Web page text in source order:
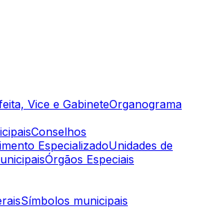
Vice e GabineteOrganograma
Conselhos
EspecializadoUnidades de
Órgãos Especiais
Símbolos municipais